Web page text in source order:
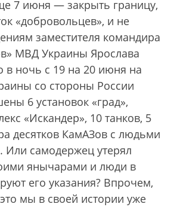
7 июня — закрыть границу,
«добровольцев», и не
заместителя командира
МВД Украины Ярослава
в ночь с 19 на 20 июня на
со стороны России
6 установок «град»,
«Искандер», 10 танков, 5
десятков КамАЗов с людьми
Или самодержец утерял
янычарами и люди в
его указания? Впрочем,
мы в своей истории уже